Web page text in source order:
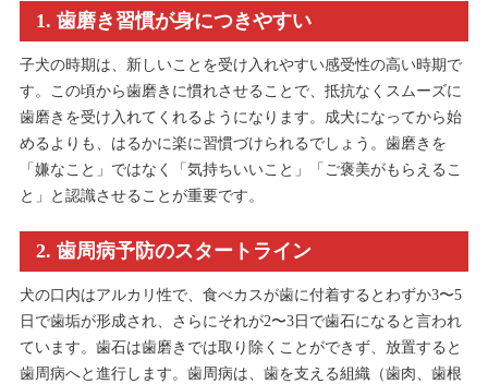
1. 歯磨き習慣が身につきやすい
子犬の時期は、新しいことを受け入れやすい感受性の高い時期で
す。この頃から歯磨きに慣れさせることで、抵抗なくスムーズに
歯磨きを受け入れてくれるようになります。成犬になってから始
めるよりも、はるかに楽に習慣づけられるでしょう。歯磨きを
「嫌なこと」ではなく「気持ちいいこと」「ご褒美がもらえるこ
と」と認識させることが重要です。
2. 歯周病予防のスタートライン
犬の口内はアルカリ性で、食べカスが歯に付着するとわずか3〜5
日で歯垢が形成され、さらにそれが2〜3日で歯石になると言われ
ています。歯石は歯磨きでは取り除くことができず、放置すると
歯周病へと進行します。歯周病は、歯を支える組織（歯肉、歯根